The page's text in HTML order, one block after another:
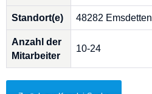
Standort(e) 48282 Emsdetten
Anzahl der
Mitarbeiter
10-24